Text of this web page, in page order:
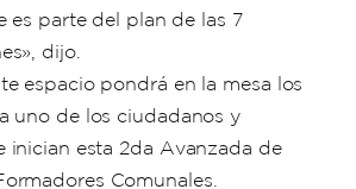
es parte del plan de las 7
dijo.
espacio pondrá en la mesa los
uno de los ciudadanos y
inician esta 2da Avanzada de
Comunales.